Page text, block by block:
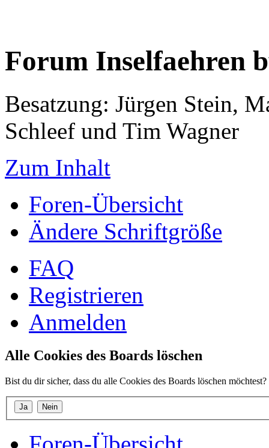
Forum Inselfaehren
Besatzung: Jürgen Stein,
Schleef und Tim Wagner
Zum Inhalt
Foren-Übersicht
Ändere Schriftgröße
FAQ
Registrieren
Anmelden
Alle Cookies des Boards löschen
Bist du dir sicher, dass du alle Cookies des Boards löschen möchtest?